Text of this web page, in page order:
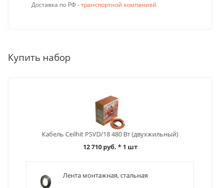
Доставка по РФ -транспортной компанией
Купить набор
Кабель Ceilhit PSVD/18 480 Вт (двухжильный)
12 710 руб. * 1 шт
Лента монтажная, стальная